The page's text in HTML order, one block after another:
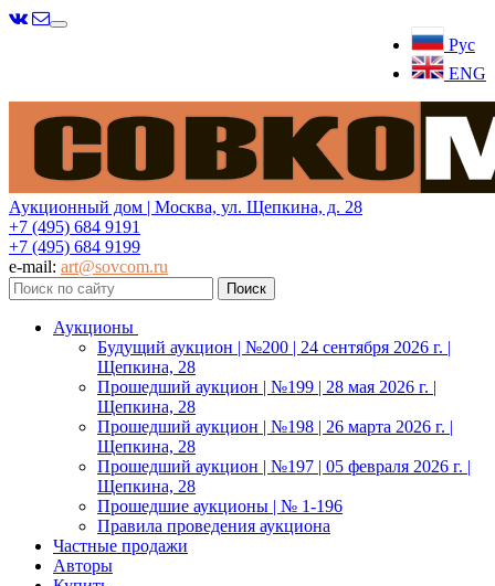
Рус
ENG
Меню
Аукционный дом | Москва, ул. Щепкина, д. 28
+7 (495) 684 9191
+7 (495) 684 9199
e-mail: art@sovcom.ru
Аукционы
Будущий аукцион | №200 | 24 сентября 2026 г. |
Щепкина, 28
Прошедший аукцион | №199 | 28 мая 2026 г. |
Щепкина, 28
Прошедший аукцион | №198 | 26 марта 2026 г. |
Щепкина, 28
Прошедший аукцион | №197 | 05 февраля 2026 г. |
Щепкина, 28
Прошедшие аукционы | № 1-196
Правила проведения аукциона
Частные продажи
Авторы